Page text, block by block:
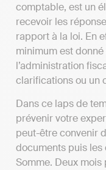
comptable, est un
recevoir les
rapport à la loi. En
minimum est
l’administration
clarifications ou un
Dans ce laps de
prévenir votre
peut-être convenir
documents puis les
Somme. Deux